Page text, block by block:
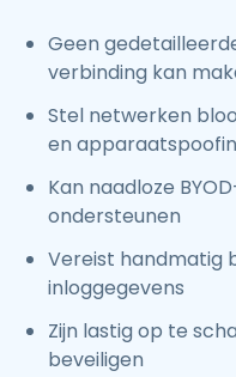
Geen
verbinding kan
Stel netwerken
en
Kan naadloze
ondersteunen
Vereist handmatig
inloggegevens
Zijn lastig op te
beveiligen